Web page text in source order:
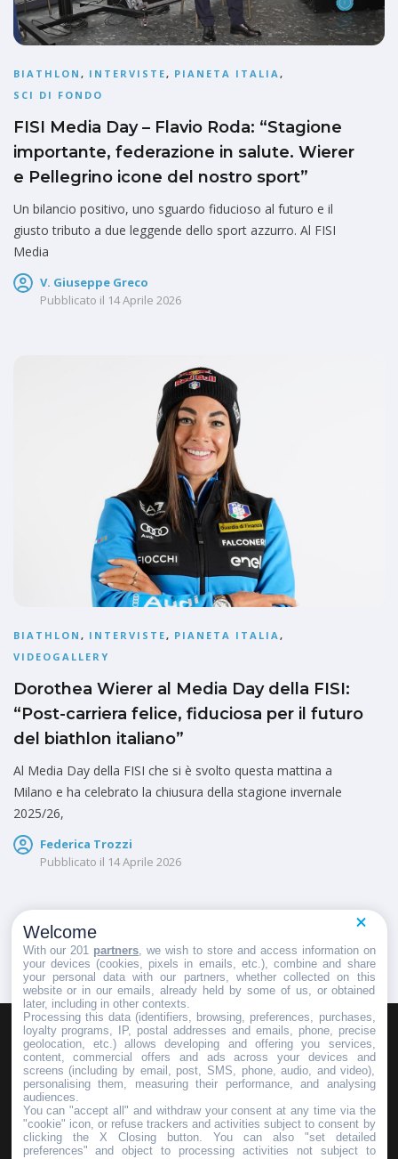
BIATHLON , INTERVISTE, PIANETA ITALIA,
SCI DI FONDO
FISI Media Day – Flavio Roda: “Stagione
importante, federazione in salute. Wierer
e Pellegrino icone del nostro sport”
Un bilancio positivo, uno sguardo fiducioso al futuro e il
giusto tributo a due leggende dello sport azzurro. Al FISI
Media
V. Giuseppe Greco
Pubblicato il 14 Aprile 2026
BIATHLON , INTERVISTE, PIANETA ITALIA ,
VIDEOGALLERY
Dorothea Wierer al Media Day della FISI:
“Post-carriera felice, fiduciosa per il futuro
del biathlon italiano”
Al Media Day della FISI che si è svolto questa mattina a
Milano e ha celebrato la chiusura della stagione invernale
2025/26,
Federica Trozzi
Pubblicato il 14 Aprile 2026
HOMEPAGEREDAZIONEINVIA UN COMUNICATO STAMPA
PUBBLICITÀSCRIVI AL DIRETTORE
Welcome
With our 201 partners , we wish to store and access information on
your devices (cookies, pixels in emails, etc.), combine and share
your personal data with our partners, whether collected on this
website or in our emails, already held by some of us, or obtained
later, including in other contexts.
Processing this data (identifiers, browsing, preferences, purchases,
loyalty programs, IP, postal addresses and emails, phone, precise
geolocation, etc.) allows developing and offering you services,
content, commercial offers and ads across your devices and
screens (including by email, post, SMS, phone, audio, and video),
personalising them, measuring their performance, and analysing
audiences.
You can "accept all" and withdraw your consent at any time via the
"cookie" icon, or refuse trackers and activities subject to consent by
clicking the X Closing button. You can also "set detailed
preferences" and object to processing activities not subject to